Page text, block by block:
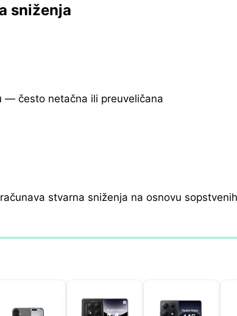
sniženja
— često netačna ili preuveličana
stvarna sniženja na osnovu